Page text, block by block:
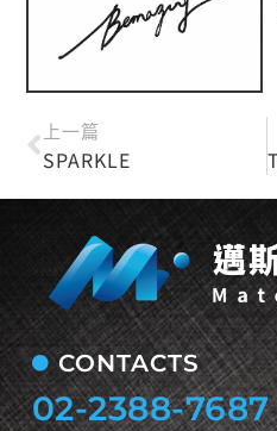
上一篇
SPARKLE
CONTACTS
02-2388-7687